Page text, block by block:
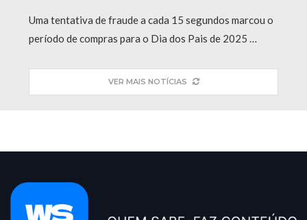
Uma tentativa de fraude a cada 15 segundos marcou o
período de compras para o Dia dos Pais de 2025 …
VER MAIS NOTÍCIAS